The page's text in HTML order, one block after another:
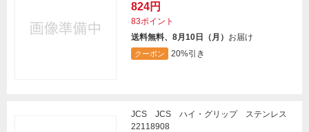
824円
83ポイント
送料無料、8月10日（月） お届け
クーポン 20%引き
JCS JCS ハイ・グリップ ステンレス
22118908